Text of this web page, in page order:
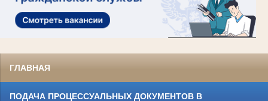
ГЛАВНАЯ
ПОДАЧА ПРОЦЕССУАЛЬНЫХ ДОКУМЕНТОВ В